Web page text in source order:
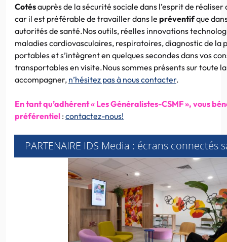
Cotésauprès de la sécurité sociale dans l’esprit de réaliser
car il est préférable de travailler dans le préventifque
autorités de santé.Nos outils, réelles innovations
maladies cardiovasculaires, respiratoires, diagnostic de la
portables et s’intègrent en quelques secondes dans vos
transportables en visite.Nous sommes présents sur toute
accompagner, n’hésitez pas à nous contacter.
En tant qu’adhérent « Les Généralistes-CSMF », vous
préférentiel :contactez-nous!
PARTENAIRE IDS Media : écrans connectés